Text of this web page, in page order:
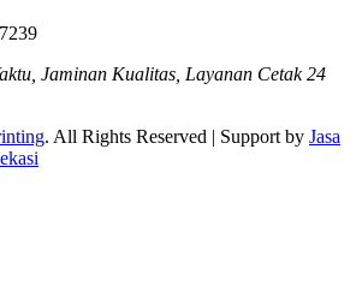
Jaminan Kualitas, Layanan Cetak 24
. All Rights Reserved | Support by Jasa